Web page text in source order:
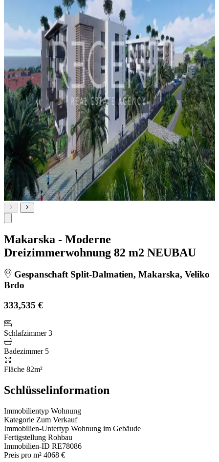
Makarska - Moderne
Dreizimmerwohnung 82 m2 NEUBAU
Gespanschaft Split-Dalmatien, Makarska, Veliko
Brdo
333,535 €
Schlafzimmer 3
Badezimmer 5
Fläche 82m²
Schlüsselinformation
Immobilientyp Wohnung
Kategorie Zum Verkauf
Immobilien-Untertyp Wohnung im Gebäude
Fertigstellung Rohbau
Immobilien-ID RE78086
Preis pro m² 4068 €